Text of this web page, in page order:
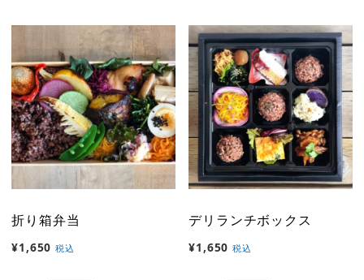
ボ
ッ
ク
ス
個
折り箱弁当
¥1,650 税込
デリランチボックス
¥1,650 税込